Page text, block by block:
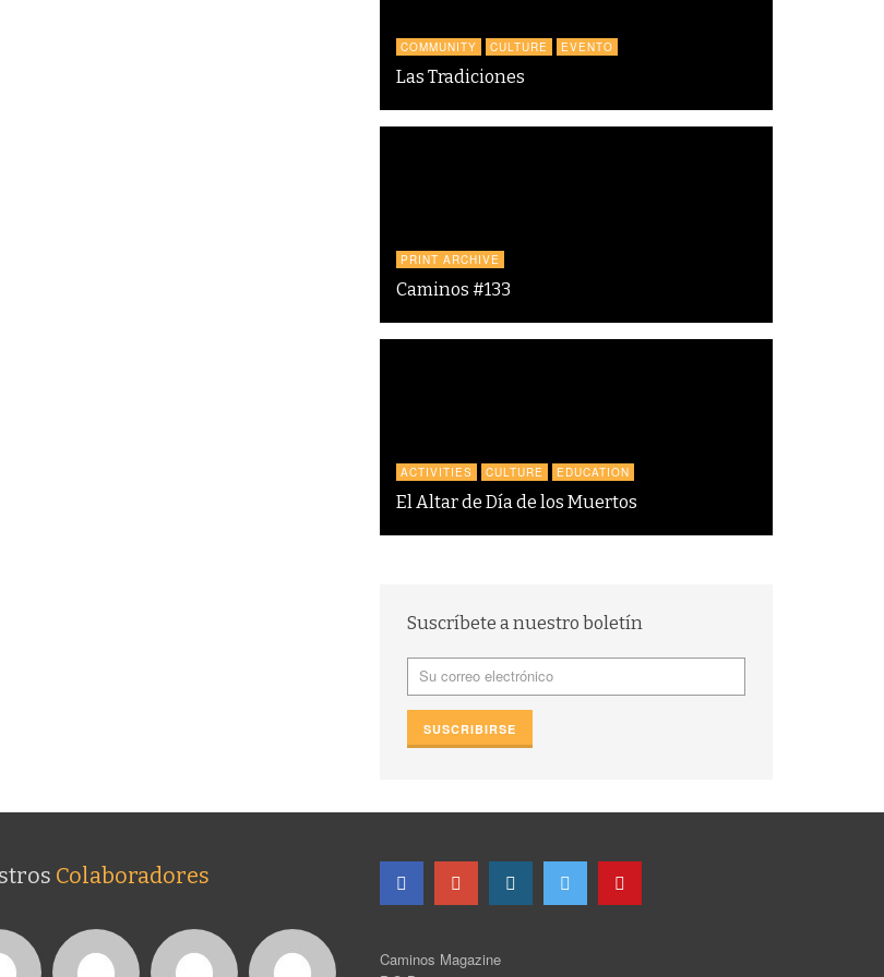
COMMUNITY CULTURE EVENTO
Las Tradiciones
PRINT ARCHIVE
Caminos #133
ACTIVITIES CULTURE EDUCATION
El Altar de Día de los Muertos
Suscríbete a nuestro boletín
Colaboradores
Caminos Magazine